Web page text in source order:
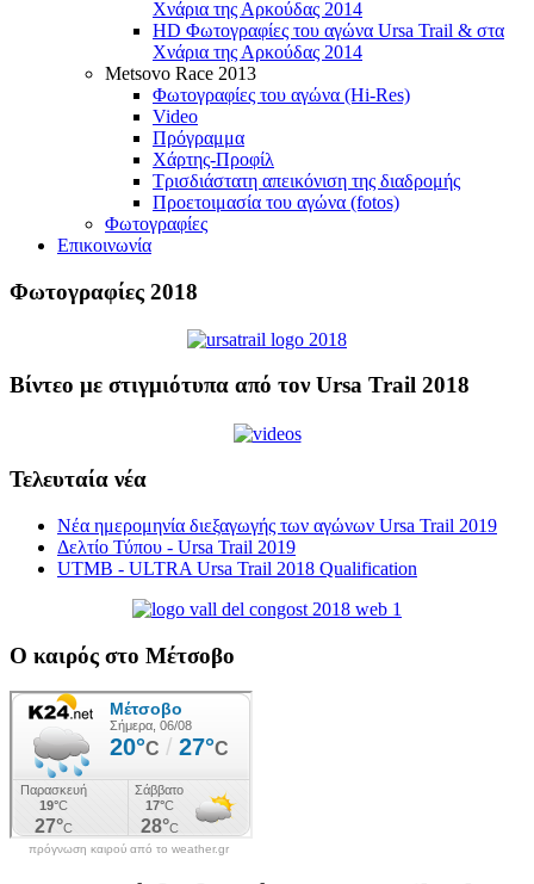
Χνάρια της Αρκούδας 2014
HD Φωτογραφίες του αγώνα Ursa Trail & στα
Χνάρια της Αρκούδας 2014
Metsovo Race 2013
Φωτογραφίες του αγώνα (Hi-Res)
Video
Πρόγραμμα
Χάρτης-Προφίλ
Τρισδιάστατη απεικόνιση της διαδρομής
Προετοιμασία του αγώνα (fotos)
Φωτογραφίες
Επικοινωνία
Φωτογραφίες 2018
Βίντεο με στιγμιότυπα από τον Ursa Trail 2018
Τελευταία νέα
Νέα ημερομηνία διεξαγωγής των αγώνων Ursa Trail 2019
Δελτίο Τύπου - Ursa Trail 2019
UTMB - ULTRA Ursa Trail 2018 Qualification
Ο καιρός στο Μέτσοβο
πρόγνωση καιρού από το weather.gr